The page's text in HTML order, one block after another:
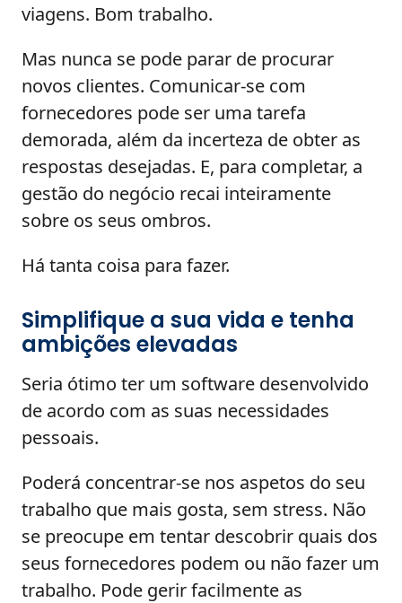
viagens. Bom trabalho.
Mas nunca se pode parar de procurar
novos clientes. Comunicar-se com
fornecedores pode ser uma tarefa
demorada, além da incerteza de obter as
respostas desejadas. E, para completar, a
gestão do negócio recai inteiramente
sobre os seus ombros.
Há tanta coisa para fazer.
Simplifique a sua vida e tenha
ambições elevadas
Seria ótimo ter um software desenvolvido
de acordo com as suas necessidades
pessoais.
Poderá concentrar-se nos aspetos do seu
trabalho que mais gosta, sem stress. Não
se preocupe em tentar descobrir quais dos
seus fornecedores podem ou não fazer um
trabalho. Pode gerir facilmente as